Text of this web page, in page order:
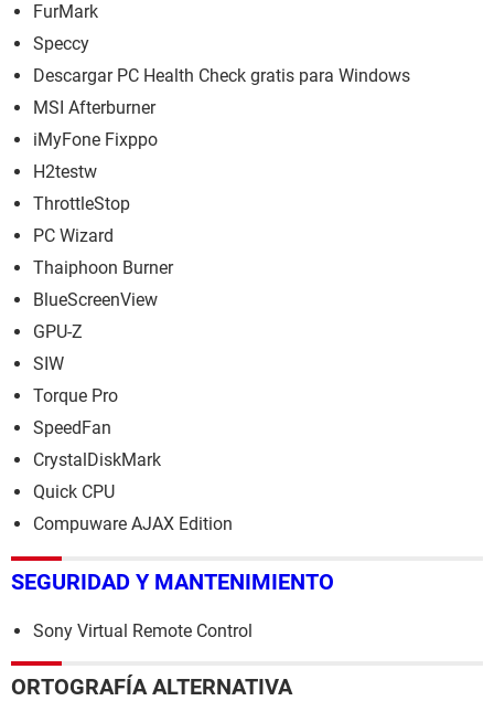
FurMark
Speccy
Descargar PC Health Check gratis para Windows
MSI Afterburner
iMyFone Fixppo
H2testw
ThrottleStop
PC Wizard
Thaiphoon Burner
BlueScreenView
GPU-Z
SIW
Torque Pro
SpeedFan
CrystalDiskMark
Quick CPU
Compuware AJAX Edition
SEGURIDAD Y MANTENIMIENTO
Sony Virtual Remote Control
ORTOGRAFÍA ALTERNATIVA